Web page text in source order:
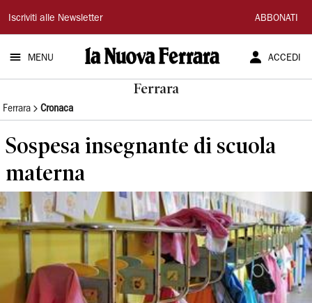
La
Nuova
Ferrara
Iscriviti alle Newsletter ABBONATI
MENU ACCEDI
Ferrara
Ferrara Cronaca
Sospesa insegnante di scuola
materna